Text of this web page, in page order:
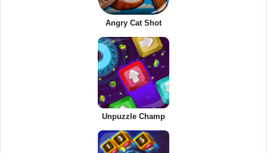
Angry Cat Shot
Unpuzzle Champ